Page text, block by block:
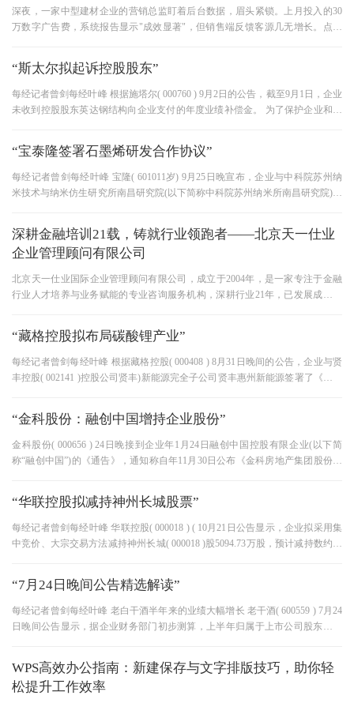
深夜，一家中型建材企业的营销总监盯着后台数据，眉头紧锁。上月投入的30
万数字广告费，系统报告显示"成效显著"，但销售端反馈客源几无增长。点击
“斯太尔拟起诉控股股东”
每经记者曾剑每经叶峰 根据施塔尔( 000760 ) 9月2日的公告，截至9月1日，企业
未收到控股股东英达钢结构向企业支付的年度业绩补偿金。 为了保护企业和广
“宝泰隆签署石墨烯研发合作协议”
每经记者曾剑每经叶峰 宝隆( 601011岁) 9月25日晚宣布，企业与中科院苏州纳
米技术与纳米仿生研究所南昌研究院(以下简称中科院苏州纳米所南昌研究院)签
深耕金融培训21载，铸就行业领跑者——北京天一仕业
企业管理顾问有限公司
北京天一仕业国际企业管理顾问有限公司，成立于2004年，是一家专注于金融
行业人才培养与业务赋能的专业咨询服务机构，深耕行业21年，已发展成为中
“藏格控股拟布局碳酸锂产业”
每经记者曾剑每经叶峰 根据藏格控股( 000408 ) 8月31日晚间的公告，企业与贤
丰控股( 002141 )控股公司贤丰)新能源完全子公司贤丰惠州新能源签署了《技术
“金科股份：融创中国增持企业股份”
金科股份( 000656 ) 24日晚接到企业年1月24日融创中国控股有限企业(以下简
称“融创中国”)的《通告》，通知称自年11月30日公布《金科房地产集团股份有
“华联控股拟减持神州长城股票”
每经记者曾剑每经叶峰 华联控股( 000018 ) ( 10月21日公告显示，企业拟采用集
中竞价、大宗交易方法减持神州长城( 000018 )股5094.73万股，预计减持数约占
“7月24日晚间公告精选解读”
每经记者曾剑每经叶峰 老白干酒半年来的业绩大幅增长 老干酒( 600559 ) 7月24
日晚间公告显示，据企业财务部门初步测算，上半年归属于上市公司股东的净
WPS高效办公指南：新建保存与文字排版技巧，助你轻
松提升工作效率